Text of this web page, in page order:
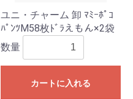
ユニ・チャーム 卸 ﾏﾐｰﾎﾟｺ
ﾊﾟﾝﾂM58枚ﾄﾞﾗえもん×2袋
数量
カートに入れる